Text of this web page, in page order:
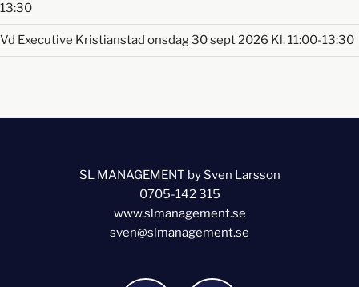
13:30
Vd Executive Kristianstad onsdag 30 sept 2026 Kl. 11:00-13:30
SL MANAGEMENT by Sven Larsson
0705-142 315
www.slmanagement.se
sven@slmanagement.se